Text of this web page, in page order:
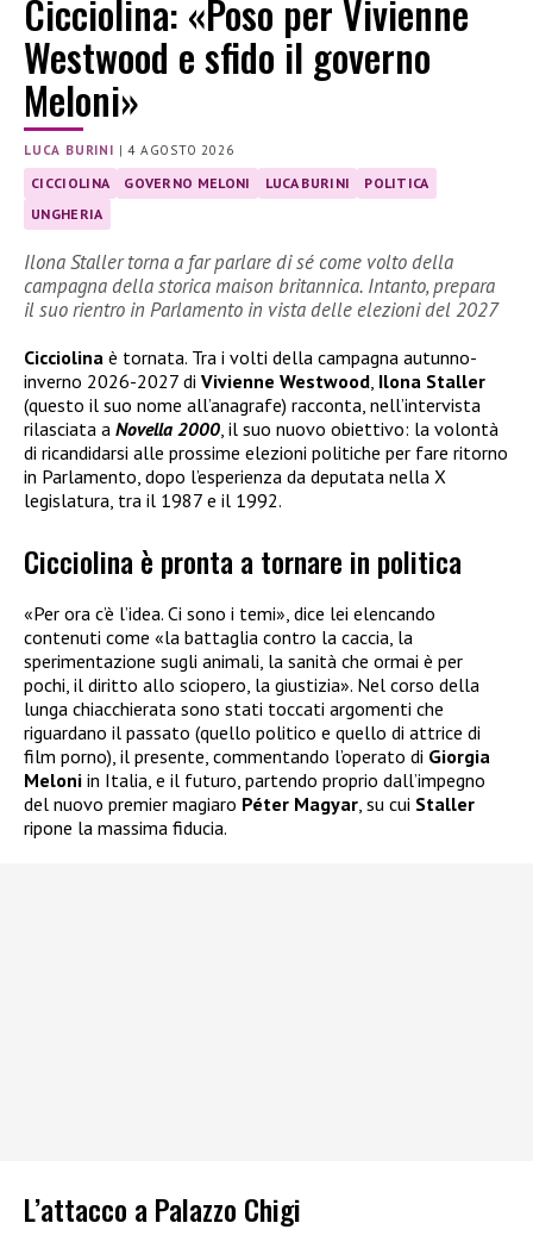
Cicciolina: «Poso per Vivienne
Westwood e sfido il governo
Meloni»
LUCA BURINI |4 AGOSTO 2026
CICCIOLINA GOVERNO MELONI LUCA BURINI
POLITICA
UNGHERIA
Ilona Staller torna a far parlare di sé come volto della
campagna della storica maison britannica. Intanto, prepara
il suo rientro in Parlamento in vista delle elezioni del 2027
Cicciolina è tornata. Tra i volti della campagna autunno-
inverno 2026-2027 di Vivienne Westwood, Ilona Staller
(questo il suo nome all’anagrafe) racconta, nell’intervista
rilasciata a Novella 2000, il suo nuovo obiettivo: la volontà
di ricandidarsi alle prossime elezioni politiche per fare ritorno
in Parlamento, dopo l’esperienza da deputata nella X
legislatura, tra il 1987 e il 1992.
Cicciolina è pronta a tornare in politica
«Per ora c’è l’idea. Ci sono i temi», dice lei elencando
contenuti come «la battaglia contro la caccia, la
sperimentazione sugli animali, la sanità che ormai è per
pochi, il diritto allo sciopero, la giustizia». Nel corso della
lunga chiacchierata sono stati toccati argomenti che
riguardano il passato (quello politico e quello di attrice di
film porno), il presente, commentando l’operato di Giorgia
Meloni in Italia, e il futuro, partendo proprio dall’impegno
del nuovo premier magiaro Péter Magyar , su cui Staller
ripone la massima fiducia.
L’attacco a Palazzo Chigi